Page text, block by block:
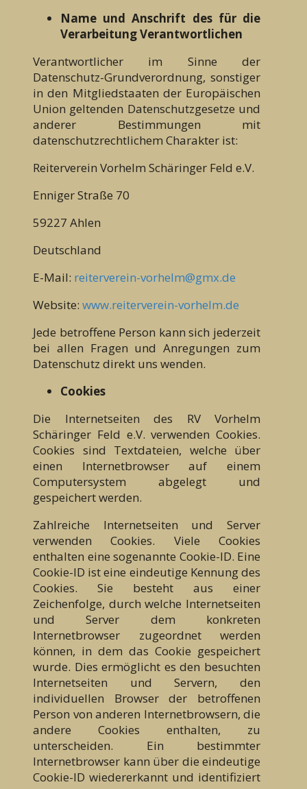
Name und Anschrift des für die
Verarbeitung Verantwortlichen
Verantwortlicher im Sinne der
Datenschutz-Grundverordnung, sonstiger
in den Mitgliedstaaten der Europäischen
Union geltenden Datenschutzgesetze und
anderer Bestimmungen mit
datenschutzrechtlichem Charakter ist:
Reiterverein Vorhelm Schäringer Feld e.V.
Enniger Straße 70
59227 Ahlen
Deutschland
E-Mail: reiterverein-vorhelm@gmx.de
Website: www.reiterverein-vorhelm.de
Jede betroffene Person kann sich jederzeit
bei allen Fragen und Anregungen zum
Datenschutz direkt uns wenden.
Cookies
Die Internetseiten des RV Vorhelm
Schäringer Feld e.V. verwenden Cookies.
Cookies sind Textdateien, welche über
einen Internetbrowser auf einem
Computersystem abgelegt und
gespeichert werden.
Zahlreiche Internetseiten und Server
verwenden Cookies. Viele Cookies
enthalten eine sogenannte Cookie-ID. Eine
Cookie-ID ist eine eindeutige Kennung des
Cookies. Sie besteht aus einer
Zeichenfolge, durch welche Internetseiten
und Server dem konkreten
Internetbrowser zugeordnet werden
können, in dem das Cookie gespeichert
wurde. Dies ermöglicht es den besuchten
Internetseiten und Servern, den
individuellen Browser der betroffenen
Person von anderen Internetbrowsern, die
andere Cookies enthalten, zu
unterscheiden. Ein bestimmter
Internetbrowser kann über die eindeutige
Cookie-ID wiedererkannt und identifiziert